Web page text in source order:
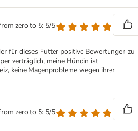
zero to 5: 5/5
für dieses Futter positive Bewertungen zu
verträglich, meine Hündin ist
keine Magenprobleme wegen ihrer
zero to 5: 5/5